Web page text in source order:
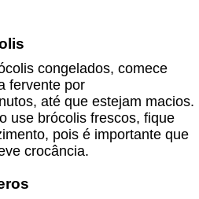
congelados, comece
fervente por
até que estejam macios.
use brócolis frescos, fique
pois é importante que
crocância.